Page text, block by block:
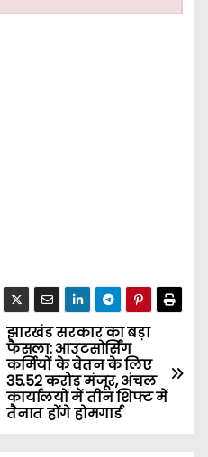
झारखंड सरकार का बड़ा
फैसला: आउटसोर्सिंग
कर्मियों के वेतन के लिए
35.52 करोड़ मंजूर, अंचल
कार्यालयों में तीन शिफ्ट में
तैनात होंगे होमगार्ड